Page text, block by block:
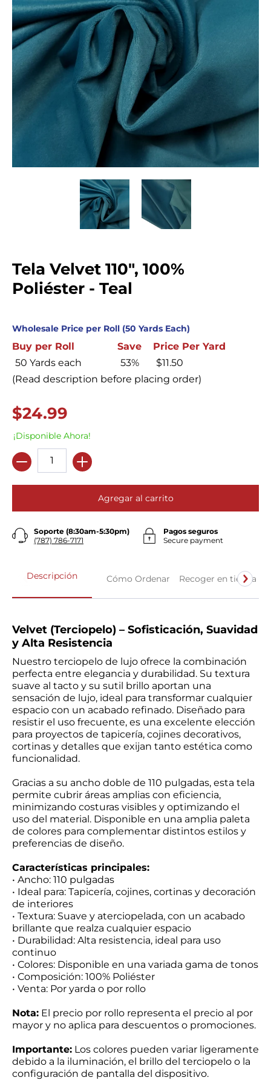
Tela Velvet 110", 100%
Poliéster - Teal
Wholesale Price per Roll (50 Yards Each)
Buy per Roll Save
Price Per Yard
50 Yards each
53%
$11.50
(Read description before placing order)
$24.99
¡Disponible Ahora!
Cantidad
Agregar al carrito
Soporte (8:30am-5:30pm)
(787) 786-7171
Pagos seguros
Secure payment
Descripción Cómo Ordenar Recoger en tienda
Velvet (Terciopelo) – Sofisticación, Suavidad
y Alta Resistencia
Nuestro terciopelo de lujo ofrece la combinación
perfecta entre elegancia y durabilidad. Su textura
suave al tacto y su sutil brillo aportan una
sensación de lujo, ideal para transformar cualquier
espacio con un acabado refinado. Diseñado para
resistir el uso frecuente, es una excelente elección
para proyectos de tapicería, cojines decorativos,
cortinas y detalles que exijan tanto estética como
funcionalidad.
Gracias a su ancho doble de 110 pulgadas, esta tela
permite cubrir áreas amplias con eficiencia,
minimizando costuras visibles y optimizando el
uso del material. Disponible en una amplia paleta
de colores para complementar distintos estilos y
preferencias de diseño.
Características principales:
• Ancho: 110 pulgadas
• Ideal para: Tapicería, cojines, cortinas y decoración
de interiores
• Textura: Suave y aterciopelada, con un acabado
brillante que realza cualquier espacio
• Durabilidad: Alta resistencia, ideal para uso
continuo
• Colores: Disponible en una variada gama de tonos
• Composición: 100% Poliéster
• Venta: Por yarda o por rollo
Nota: El precio por rollo representa el precio al por
mayor y no aplica para descuentos o promociones.
Importante: Los colores pueden variar ligeramente
debido a la iluminación, el brillo del terciopelo o la
configuración de pantalla del dispositivo.